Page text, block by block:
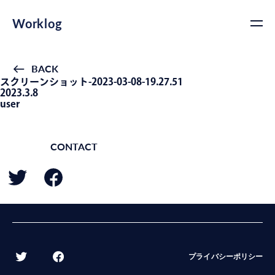
Worklog
BACK
スクリーンショット-2023-03-08-19.27.51
2023.3.8
user
CONTACT
プライバシーポリシー